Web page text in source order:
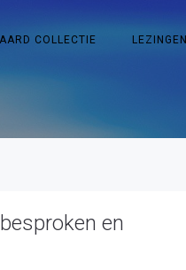
COLLECTIE LEZINGEN
en